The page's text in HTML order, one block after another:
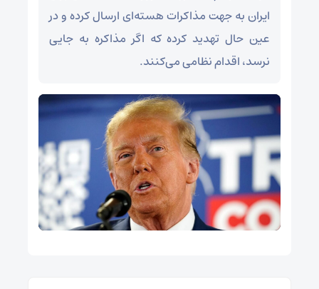
ایران به جهت مذاکرات هسته‌ای ارسال کرده و در
عین حال تهدید کرده که اگر مذاکره به جایی
نرسد، اقدام نظامی می‌کنند.